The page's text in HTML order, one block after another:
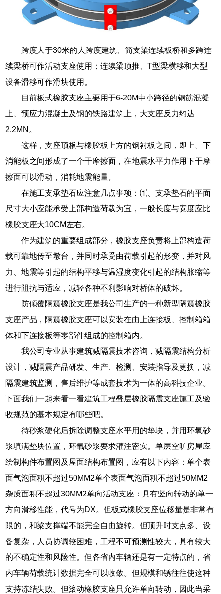
跨度大于30米的大跨度建筑、简支梁连续板桥和多跨连
续梁桥可作活动支座使用；连续梁顶推、T型梁横移和大型
设备滑移可作滑块使用。
目前板式橡胶支座主要用于6-20M中小跨径的钢筋混凝
上、预应力混凝土及钢的铁路建筑上，大支座反力约达
2.2MN。
这样，支座顶板与橡胶板上方的钢衬板之间，即上、下
消能板之间形成了一个干摩擦面，在地震水平力作用下干摩
擦面可以滑动，消耗地震能量。
在施工支承垫石应注意几点事项：⑴、支承垫石的平面
尺寸大小应能承受上部构造荷载为宜，一般长度与宽度应比
橡胶支座大10CM左右。
作为建筑的重要组成部分，橡胶支座负责将上部构造荷
载可靠地传至墩台，并同时承受由荷载引起的形变，并对风
力、地震等引起的结构平移与温湿度变化引起的结构胀缩等
进行阻抗与适应，减轻各种不利影响对桥体的破坏。
防倾覆隔震橡胶支座是我公司生产的一种新型隔震橡胶
支座产品，隔震橡胶支座可以安装在由上连接板、控制箱箱
体和下连接板等零部件组成的控制箱内。
我公司专业从事建筑减隔震技术咨询，减隔震结构分析
设计，减隔震产品研发、生产、检测、安装指导及更换，减
隔震建筑监测，售后维护等成套技术为一体的高科技企业。
下面我们一起来看一看建筑工程叠层橡胶隔震支座施工及验
收规范的基本规定有哪些吧。
待砂浆硬化后拆除调整支座水平用的垫块，并用环氧砂
浆填满垫块位置，环氧砂浆要求灌注密实。单层空旷房屋应
绘制构件布置图及屋面结构布置图，应有以下内容：单个表
面气泡面积不超过50MM2单个表面气泡面积不超过50MM2
杂质面积不超过30MM2单向活动支座：具有竖向转动的单一
方向滑移性能，代号为DX。但板式橡胶支座位移量是非常有
限的，和梁支撑端不能完全自由旋转。但顶升时支点多、设
备复杂，人员协调较困难，工程不可预测性较大，具有较大
的不确定性和风险性。但各省内车辆还是有一定特点的，省
内车辆荷载统计数据完全可以收敛。但规模和锈往往使这种
支持冻结失败。但滚动橡胶支座只允许单向转动，因此当采